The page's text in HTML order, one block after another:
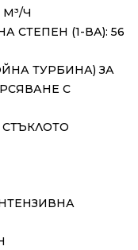
Ч
(1-ВА): 56
ТУРБИНА) ЗА
С